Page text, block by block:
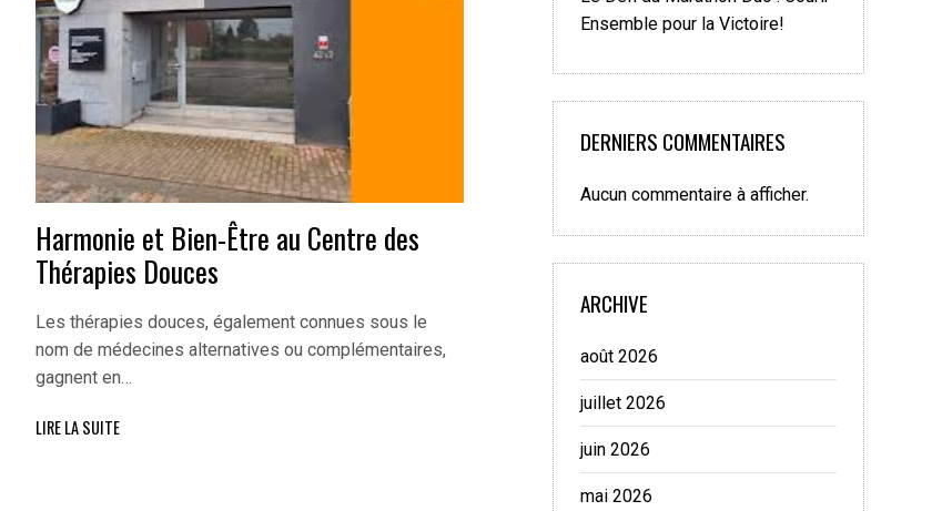
Harmonie et Bien-Être au Centre des
Thérapies Douces
Les thérapies douces, également connues sous le
nom de médecines alternatives ou complémentaires,
gagnent en…
LIRE LA SUITE
Ensemble pour la Victoire!
DERNIERS COMMENTAIRES
Aucun commentaire à afficher.
ARCHIVE
août 2026
juillet 2026
juin 2026
mai 2026